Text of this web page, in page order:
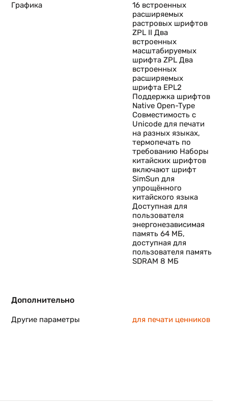
Графика
16 встроенных
расширяемых
растровых шрифтов
ZPL II Два
встроенных
масштабируемых
шрифта ZPL Два
встроенных
расширяемых
шрифта EPL2
Поддержка шрифтов
Native Open-Type
Совместимость с
Unicode для печати
на разных языках,
термопечать по
требованию Наборы
китайских шрифтов
включают шрифт
SimSun для
упрощённого
китайского языка
Доступная для
пользователя
энергонезависимая
память 64 МБ,
доступная для
пользователя память
SDRAM 8 МБ
Дополнительно
Другие параметры для печати ценников